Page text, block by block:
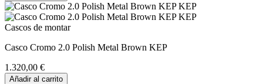
Cascos de montar
Casco Cromo 2.0 Polish Metal Brown KEP
1.320,00 €
Añadir al carrito